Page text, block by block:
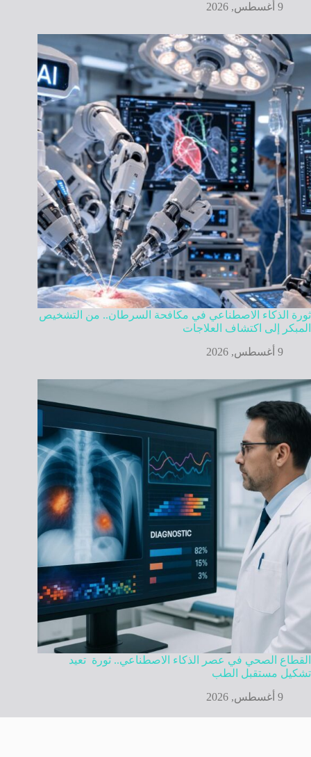
9 أغسطس, 2026
ثورة الذكاء الاصطناعي في مكافحة السرطان.. من التشخيص
المبكر إلى اكتشاف العلاجات
9 أغسطس, 2026
القطاع الصحي في عصر الذكاء الاصطناعي.. ثورة تعيد
تشكيل مستقبل الطب
9 أغسطس, 2026